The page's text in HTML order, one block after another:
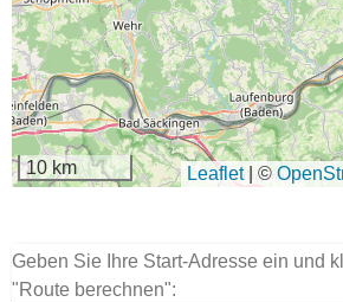
10 km Leaflet | ©
Geben Sie Ihre Start-Adresse ein und
"Route berechnen":